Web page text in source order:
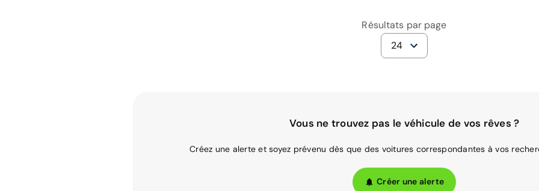
Résultats par page
24
Vous ne trouvez pas le véhicule de vos rêves ?
Créez une alerte et soyez prévenu dès que des voitures correspondantes à vos
Créer une alerte